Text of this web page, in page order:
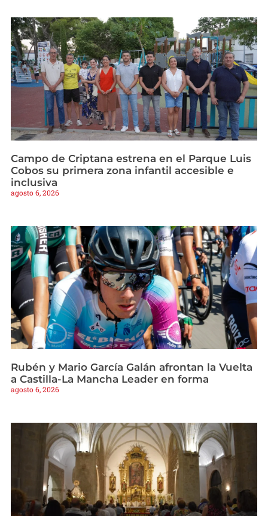
Campo de Criptana estrena en el Parque Luis
Cobos su primera zona infantil accesible e
inclusiva
agosto 6, 2026
Rubén y Mario García Galán afrontan la Vuelta
a Castilla-La Mancha Leader en forma
agosto 6, 2026